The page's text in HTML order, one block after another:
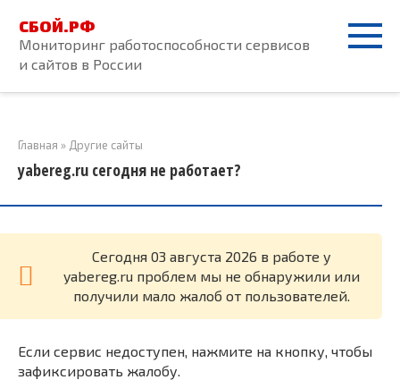
контенту
СБОЙ.РФ
Мониторинг работоспособности сервисов
и сайтов в России
Главная » Другие сайты
yabereg.ru сегодня не работает?
Cегодня 03 августа 2026 в работе у
yabereg.ru проблем мы не обнаружили или
получили мало жалоб от пользователей.
Если сервис недоступен, нажмите на кнопку, чтобы
зафиксировать жалобу.